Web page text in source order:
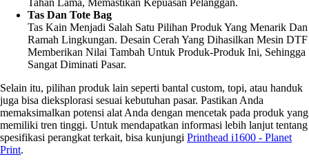
Tahan Lama, Memastikan Kepuasan Pelanggan.
Tas Dan Tote Bag
Tas Kain Menjadi Salah Satu Pilihan Produk Yang Menarik Dan
Ramah Lingkungan. Desain Cerah Yang Dihasilkan Mesin DTF
Memberikan Nilai Tambah Untuk Produk-Produk Ini, Sehingga
Sangat Diminati Pasar.
Selain itu, pilihan produk lain seperti bantal custom, topi, atau handuk
juga bisa dieksplorasi sesuai kebutuhan pasar. Pastikan Anda
memaksimalkan potensi alat Anda dengan mencetak pada produk yang
memiliki tren tinggi. Untuk mendapatkan informasi lebih lanjut tentang
spesifikasi perangkat terkait, bisa kunjungi Printhead i1600 - Planet
Print.